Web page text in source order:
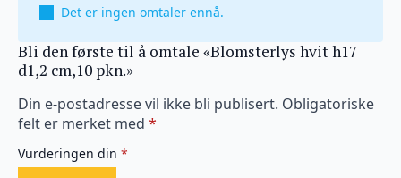
Det er ingen omtaler ennå.
Bli den første til å omtale «Blomsterlys hvit h17
d1,2 cm,10 pkn.»
Din e-postadresse vil ikke bli publisert. Obligatoriske
felt er merket med *
Vurderingen din *